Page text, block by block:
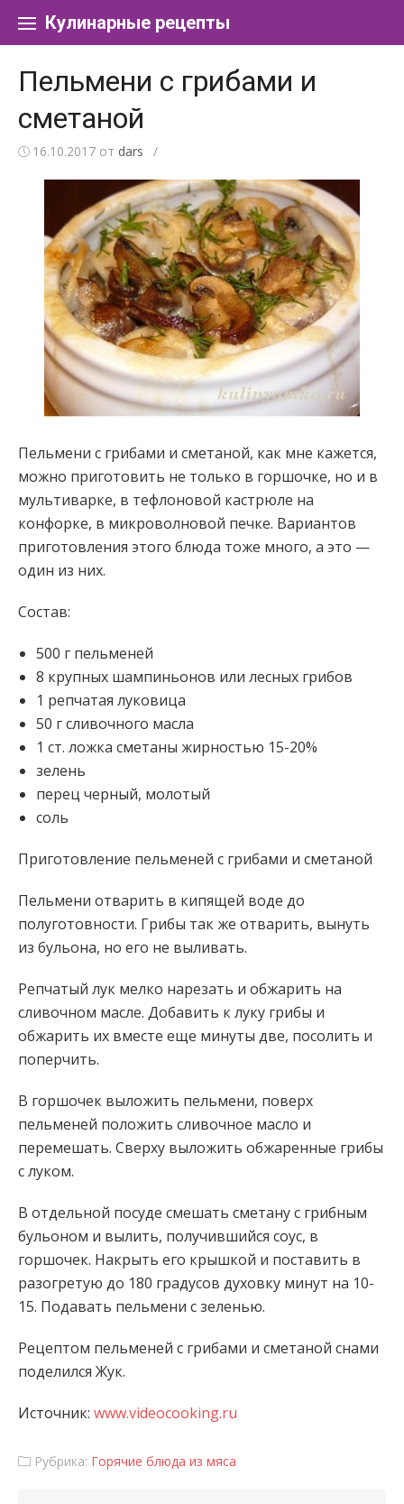
Кулинарные рецепты
Пельмени с грибами и
сметаной
16.10.2017 от dars /
Пельмени с грибами и сметаной, как мне кажется,
можно приготовить не только в горшочке, но и в
мультиварке, в тефлоновой кастрюле на
конфорке, в микроволновой печке. Вариантов
приготовления этого блюда тоже много, а это —
один из них.
Состав:
500 г пельменей
8 крупных шампиньонов или лесных грибов
1 репчатая луковица
50 г сливочного масла
1 ст. ложка сметаны жирностью 15-20%
зелень
перец черный, молотый
соль
Приготовление пельменей с грибами и сметаной
Пельмени отварить в кипящей воде до
полуготовности. Грибы так же отварить, вынуть
из бульона, но его не выливать.
Репчатый лук мелко нарезать и обжарить на
сливочном масле. Добавить к луку грибы и
обжарить их вместе еще минуты две, посолить и
поперчить.
В горшочек выложить пельмени, поверх
пельменей положить сливочное масло и
перемешать. Сверху выложить обжаренные грибы
с луком.
В отдельной посуде смешать сметану с грибным
бульоном и вылить, получившийся соус, в
горшочек. Накрыть его крышкой и поставить в
разогретую до 180 градусов духовку минут на 10-
15. Подавать пельмени с зеленью.
Рецептом пельменей с грибами и сметаной снами
поделился Жук.
Источник: www.videocooking.ru
Рубрика: Горячие блюда из мяса